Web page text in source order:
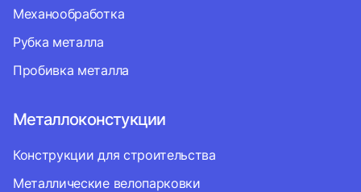
Механообработка
Рубка металла
Пробивка металла
Металлоконстукции
Конструкции для строительства
Металлические велопарковки